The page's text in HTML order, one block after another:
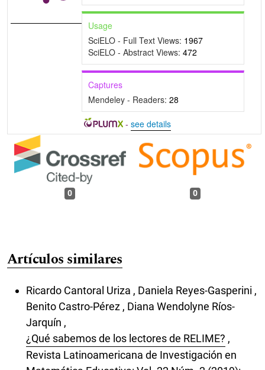
Usage
SciELO - Full Text Views: 1967
SciELO - Abstract Views: 472
Captures
Mendeley - Readers: 28
- see details
0 0
Artículos similares
Ricardo Cantoral Uriza , Daniela Reyes-Gasperini ,
Benito Castro-Pérez , Diana Wendolyne Ríos-
Jarquín ,
¿Qué sabemos de los lectores de RELIME? ,
Revista Latinoamericana de Investigación en